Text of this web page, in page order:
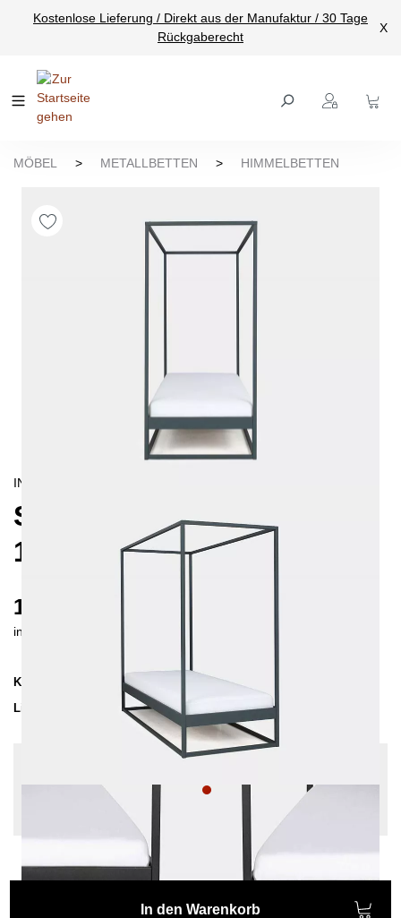
springen
Kostenlose Lieferung / Direkt aus der Manufaktur / 30 Tage
Rückgaberecht
X
MÖBEL > METALLBETTEN > HIMMELBETTEN
INDUSTRIAL/
SIDERA HIMMELBETT
120X200 CM
1025 €
inkl. MwSt. inkl. Versandkosten (DE)
Kollektion
Lieferzeit
2-3 Wochen | vsl. 21. Aug - 28. Aug
Einlegetiefe: 10 cm, Farben:
Rot, Sonderlänge:
In den Warenkorb